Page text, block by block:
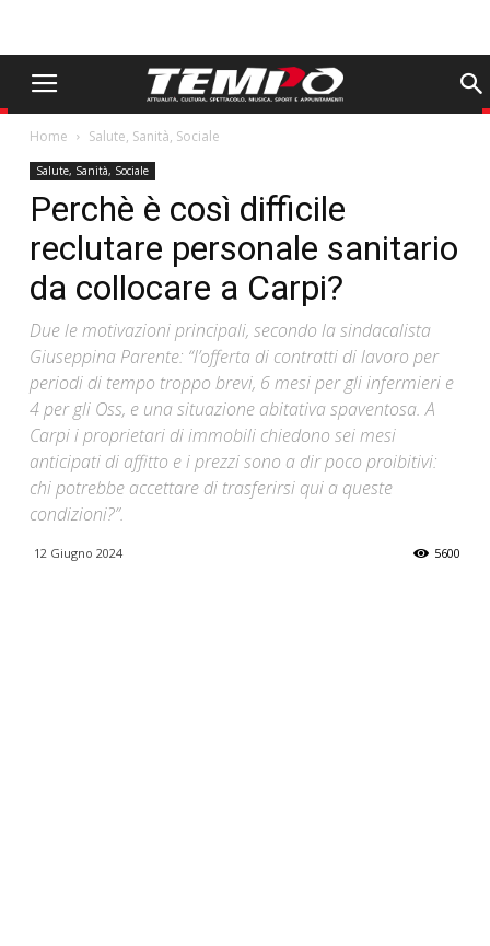
Home Salute, Sanità, Sociale
Salute, Sanità, Sociale
Perchè è così difficile
reclutare personale sanitario
da collocare a Carpi?
Due le motivazioni principali, secondo la sindacalista
Giuseppina Parente: “l’offerta di contratti di lavoro per
periodi di tempo troppo brevi, 6 mesi per gli infermieri e
4 per gli Oss, e una situazione abitativa spaventosa. A
Carpi i proprietari di immobili chiedono sei mesi
anticipati di affitto e i prezzi sono a dir poco proibitivi:
chi potrebbe accettare di trasferirsi qui a queste
condizioni?”.
12 Giugno 2024 5600